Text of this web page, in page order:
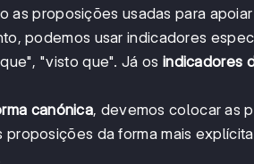
as proposições usadas para
podemos usar indicadores
"visto que". Já os indicadores
canónica, devemos colocar as
da forma mais